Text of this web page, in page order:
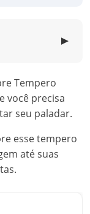
▼
Tempero
você precisa
seu paladar.
esse tempero
até suas